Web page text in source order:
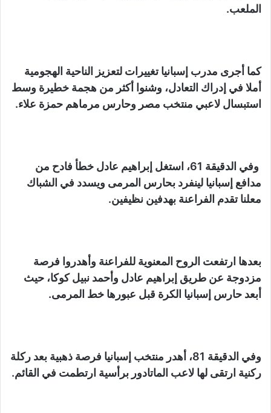
الملعب.
كما أجرى مدرب إسبانيا تغييرات لتعزيز الناحية الهجومية
أملا في إدراك التعادل، وشنوا أكثر من هجمة خطيرة وسط
استبسال لاعبي منتخب مصر وحارس مرماهم حمزة علاء.
وفي الدقيقة 61، استغل إبراهيم عادل خطأ فادح من
مدافع إسبانيا لينفرد بحارس المرمى ويسدد في الشباك
معلنا تقدم الفراعنة بهدفين نظيفين.
بعدها ارتفعت الروح المعنوية للفراعنة وأهدروا فرصة
مزدوجة عن طريق إبراهيم عادل وأحمد نبيل كوكا، حيث
أبعد حارس إسبانيا الكرة قبل عبورها خط المرمى.
وفي الدقيقة 81، أهدر منتخب إسبانيا فرصة ذهبية بعد ركلة
ركنية ارتقى لها لاعب الماتادور برأسية ارتطمت في القائم.